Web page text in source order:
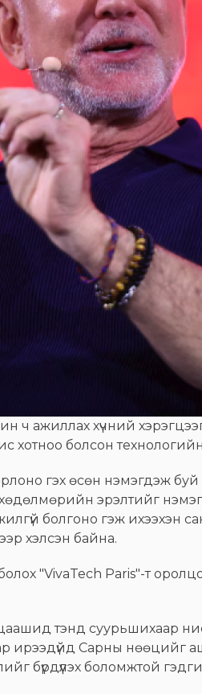
ч ажиллах хүчний
хотноо болсон
гэх өсөн нэмэгдэж буй
эрэлтийг
болгоно гэж
хэлсэн байна.
"VivaTech Paris"-т
тэнд суурьшихаар
ирээдүйд Сарны нөөцийг
бүрдүүлэх боломжтой